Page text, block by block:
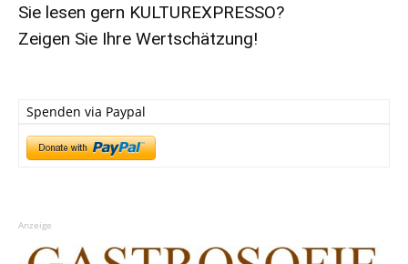
Sie lesen gern KULTUREXPRESSO?
Zeigen Sie Ihre Wertschätzung!
Spenden via Paypal
Anzeige